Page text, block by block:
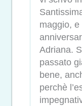
maggio,
Adriana.
passato
bene,
perchè